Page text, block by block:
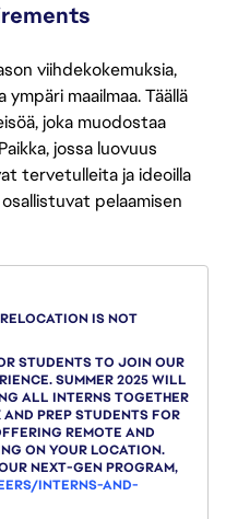
viihdekokemuksia,
maailmaa. Täällä
joka muodostaa
jossa luovuus
tervetulleita ja ideoilla
pelaamisen
IS NOT
STUDENTS TO JOIN OUR
SUMMER 2025 WILL
ALL INTERNS TOGETHER
PREP STUDENTS FOR
REMOTE AND
ON YOUR LOCATION.
NEXT-GEN PROGRAM,
INTERNS-AND-